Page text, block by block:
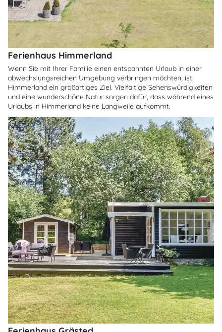
Ferienhaus Himmerland
Wenn Sie mit Ihrer Familie einen entspannten Urlaub in einer
abwechslungsreichen Umgebung verbringen möchten, ist
Himmerland ein großartiges Ziel. Vielfältige Sehenswürdigkeiten
und eine wunderschöne Natur sorgen dafür, dass während eines
Urlaubs in Himmerland keine Langweile aufkommt.
ÜberGrästed